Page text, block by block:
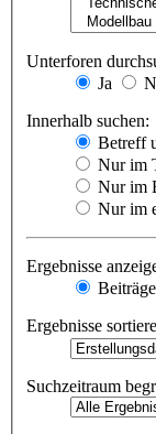
Unterforen
Ja
Innerhalb suchen:
Betreff
Nur im
Nur im
Nur im
Ergebnisse
Beiträge
Ergebnisse
Suchzeitraum